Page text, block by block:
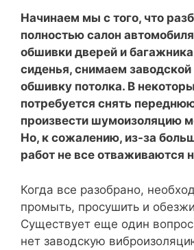
Начинаем мы с того, что
полностью салон
обшивки дверей и
сиденья, снимаем заводской
обшивку потолка. В
потребуется снять
произвести шумоизоляцию
Но, к сожалению, из-за
работ не все отваживаются
Когда все разобрано,
промыть, просушить и
Существует еще один
нет заводскую